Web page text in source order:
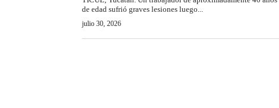
de edad sufrió graves lesiones luego...
julio 30, 2026